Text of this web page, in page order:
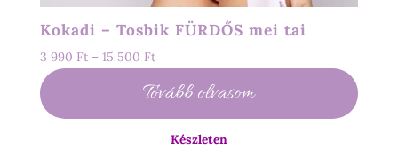
Kokadi – Tosbik FÜRDŐS mei tai
3 990 Ft – 15 500 FtÁrtartomány:
990 Ft
Tovább olvasom
Készleten